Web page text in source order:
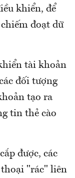
khiển, để
đoạt dữ
tài khoản
đối tượng
tạo ra
tin thẻ cào
được, các
thoại "rác" liên